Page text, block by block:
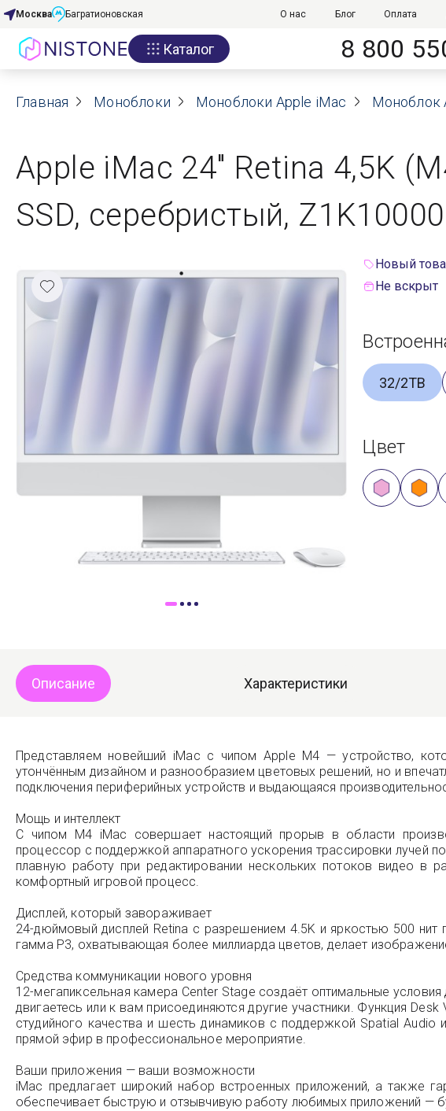
Акции
О нас
Реквизиты
Гарантия
Оплата
Доставка
Самовывоз
Москва Багратионовская О нас Блог Оплата
Каталог 8 800
Главная Моноблоки Моноблоки Apple iMac Моноблок
Apple iMac 24" Retina 4,5K
SSD, серебристый,
Новый
Не вскрыт
32/2TB
Цвет
Описание Характеристики
Представляем новейший iMac с чипом Apple M4 — устройство,
утончённым дизайном и разнообразием цветовых решений, но и
подключения периферийных устройств и выдающаяся
Мощь и интеллект
С чипом M4 iMac совершает настоящий прорыв в области
процессор с поддержкой аппаратного ускорения трассировки лучей
плавную работу при редактировании нескольких потоков видео в
комфортный игровой процесс.
Дисплей, который завораживает
24-дюймовый дисплей Retina с разрешением 4.5K и яркостью 500 нит
гамма P3, охватывающая более миллиарда цветов, делает
Средства коммуникации нового уровня
12-мегапиксельная камера Center Stage создаёт оптимальные
двигаетесь или к вам присоединяются другие участники. Функция
студийного качества и шесть динамиков с поддержкой Spatial
прямой эфир в профессиональное мероприятие.
Ваши приложения — ваши возможности
iMac предлагает широкий набор встроенных приложений, а также
обеспечивает быструю и отзывчивую работу любимых приложений —